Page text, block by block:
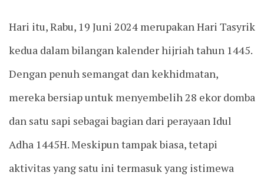
Hari itu, Rabu, 19 Juni 2024 merupakan Hari Tasyrik
kedua dalam bilangan kalender hijriah tahun 1445.
Dengan penuh semangat dan kekhidmatan,
mereka bersiap untuk menyembelih 28 ekor domba
dan satu sapi sebagai bagian dari perayaan Idul
Adha 1445H. Meskipun tampak biasa, tetapi
aktivitas yang satu ini termasuk yang istimewa